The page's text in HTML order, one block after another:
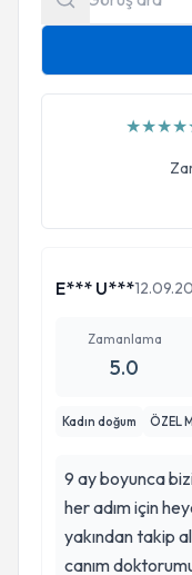
★★★★
E*** U***
Zamanlama
5.0
Kadın doğum ÖZEL
9 ay boyunca
her adım için
yakından takip
canım